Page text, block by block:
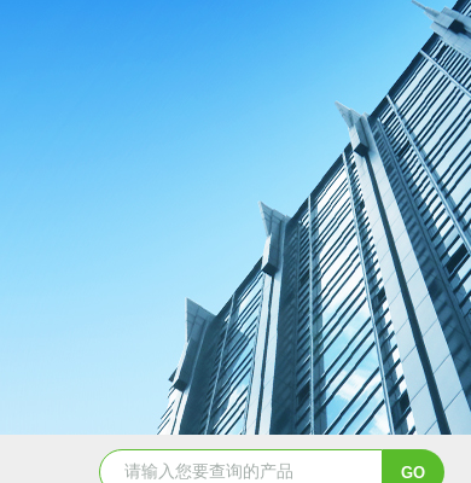
50吨pe塑料水箱储水罐 40吨PE塑料防腐储罐